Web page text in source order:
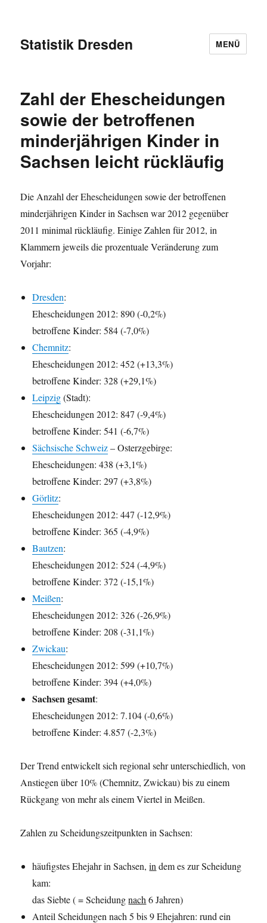
Statistik Dresden MENÜ
Zahl der Ehescheidungen
sowie der betroffenen
minderjährigen Kinder in
Sachsen leicht rückläufig
Die Anzahl der Ehescheidungen sowie der betroffenen
minderjährigen Kinder in Sachsen war 2012 gegenüber
2011 minimal rückläufig. Einige Zahlen für 2012, in
Klammern jeweils die prozentuale Veränderung zum
Vorjahr:
Dresden:
Ehescheidungen 2012: 890 (-0,2%)
betroffene Kinder: 584 (-7,0%)
Chemnitz:
Ehescheidungen 2012: 452 (+13,3%)
betroffene Kinder: 328 (+29,1%)
Leipzig(Stadt):
Ehescheidungen 2012: 847 (-9,4%)
betroffene Kinder: 541 (-6,7%)
Sächsische Schweiz– Osterzgebirge:
Ehescheidungen: 438 (+3,1%)
betroffene Kinder: 297 (+3,8%)
Görlitz:
Ehescheidungen 2012: 447 (-12,9%)
betroffene Kinder: 365 (-4,9%)
Bautzen:
Ehescheidungen 2012: 524 (-4,9%)
betroffene Kinder: 372 (-15,1%)
Meißen:
Ehescheidungen 2012: 326 (-26,9%)
betroffene Kinder: 208 (-31,1%)
Zwickau:
Ehescheidungen 2012: 599 (+10,7%)
betroffene Kinder: 394 (+4,0%)
Sachsen gesamt:
Ehescheidungen 2012: 7.104 (-0,6%)
betroffene Kinder: 4.857 (-2,3%)
Der Trend entwickelt sich regional sehr unterschiedlich, von
Anstiegen über 10% (Chemnitz, Zwickau) bis zu einem
Rückgang von mehr als einem Viertel in Meißen.
Zahlen zu Scheidungszeitpunkten in Sachsen:
häufigstes Ehejahr in Sachsen,in dem es zur Scheidung
kam:
das Siebte ( = Scheidungnach 6 Jahren)
Anteil Scheidungen nach 5 bis 9 Ehejahren: rund ein